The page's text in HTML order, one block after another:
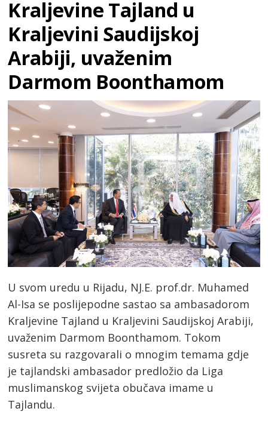
Kraljevine Tajland u
Kraljevini Saudijskoj
Arabiji, uvaženim
Darmom Boonthamom
U svom uredu u Rijadu, NJ.E. prof.dr. Muhamed
Al-Isa se poslijepodne sastao sa ambasadorom
Kraljevine Tajland u Kraljevini Saudijskoj Arabiji,
uvaženim Darmom Boonthamom. Tokom
susreta su razgovarali o mnogim temama gdje
je tajlandski ambasador predložio da Liga
muslimanskog svijeta obučava imame u
Tajlandu.